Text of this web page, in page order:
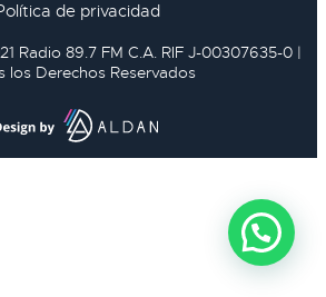
de privacidad
Radio 89.7 FM C.A. RIF J-00307635-0 |
los Derechos Reservados